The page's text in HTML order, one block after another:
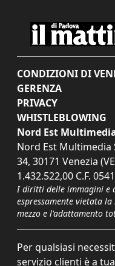
CONDIZIONI DI
GERENZA
PRIVACY
WHISTLEBLOWING
Nord Est
Nord Est Multimedia
34, 30171 Venezia
1.432.522,00 C.F.
I diritti delle immagini e
espressamente vietata
mezzo e l'adattamento
Per qualsiasi
servizio clienti è a